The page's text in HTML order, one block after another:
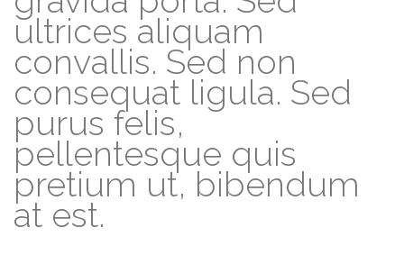
ultrices aliquam
convallis. Sed non
consequat ligula. Sed
purus felis,
pellentesque quis
pretium ut, bibendum
at est.